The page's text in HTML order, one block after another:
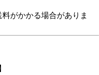
がかかる場合がありま